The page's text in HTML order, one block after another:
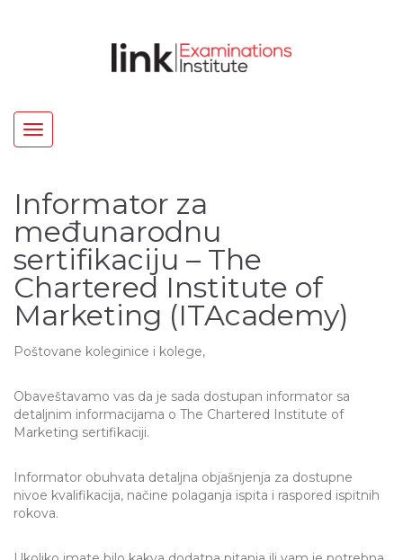
Toggle
navigation
Informator za
međunarodnu
sertifikaciju – The
Chartered Institute of
Marketing (ITAcademy)
Poštovane koleginice i kolege,
Obaveštavamo vas da je sada dostupan informator sa
detaljnim informacijama o The Chartered Institute of
Marketing sertifikaciji.
Informator obuhvata detaljna objašnjenja za dostupne
nivoe kvalifikacija, načine polaganja ispita i raspored ispitnih
rokova.